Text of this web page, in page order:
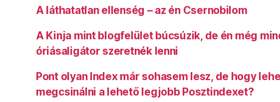
A láthatatlan ellenség – az én Csernobilom
A Kinja mint blogfelület búcsúzik, de én még
óriásaligátor szeretnék lenni
Pont olyan Index már sohasem lesz, de hogy
megcsinálni a lehető legjobb Posztindexet?